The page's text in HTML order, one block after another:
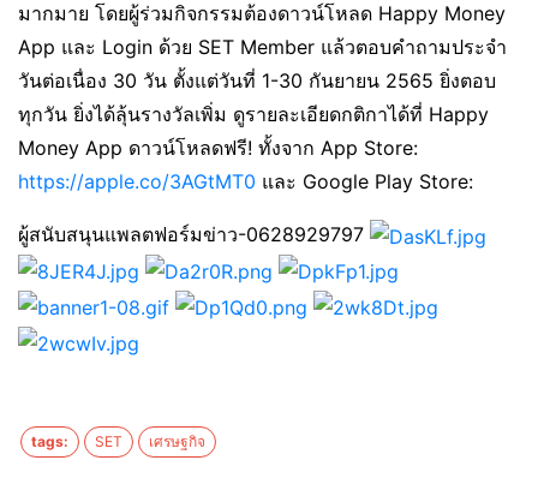
มากมาย โดยผู้ร่วมกิจกรรมต้องดาวน์โหลด Happy Money
App และ Login ด้วย SET Member แล้วตอบคำถามประจำ
วันต่อเนื่อง 30 วัน ตั้งแต่วันที่ 1-30 กันยายน 2565 ยิ่งตอบ
ทุกวัน ยิ่งได้ลุ้นรางวัลเพิ่ม ดูรายละเอียดกติกาได้ที่ Happy
Money App ดาวน์โหลดฟรี! ทั้งจาก App Store:
https://apple.co/3AGtMT0 และ Google Play Store:
ผู้สนับสนุนแพลตฟอร์มข่าว-0628929797
tags: SET เศรษฐกิจ